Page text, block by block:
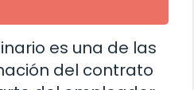
es una de las
del contrato